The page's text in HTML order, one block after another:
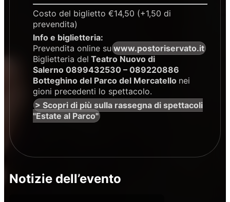
Costo del biglietto €14,50 (+1,50 di
prevendita)
Info e biglietteria:
Prevendita online su www.postoriservato.it
Biglietteria del Teatro Nuovo di
Salerno 0899432530 – 089220886
Botteghino del Parco del Mercatello nei
gioni precedenti lo spettacolo.
> Scopri di più sulla rassegna di spettacoli
"Estate al Parco"
Notizie dell’evento